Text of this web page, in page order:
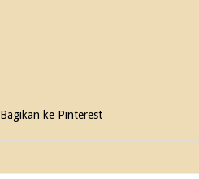
Bagikan ke Pinterest